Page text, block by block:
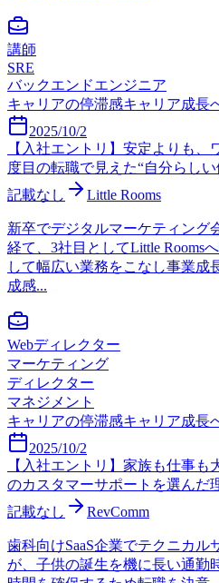
講師
SRE
バックエンドエンジニア
キャリアの停滞感キャリア成長
2025/10/2
【入社エントリ】安定よりも、
度目の転職で見えた“自分らしい
記載なし
Little Rooms
新卒でデジタルマーケティング
経て、3社目としてLittle Rooms
して幅広い業務をこなし事業成
成感...
Webディレクター
マーケティング
ディレクター
マネジメント
キャリアの停滞感キャリア成長
2025/10/2
【入社エントリ】家族も仕事
のカスタマーサポートを選んだ
記載なし
RevComm
歯科向けSaaS企業でテクニカル
が、子供の誕生を機に長い通勤